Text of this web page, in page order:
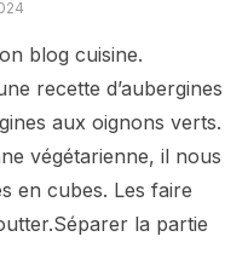
blog cuisine.
recette d’aubergines
aux oignons verts.
végétarienne, il nous
en cubes. Les faire
la partie